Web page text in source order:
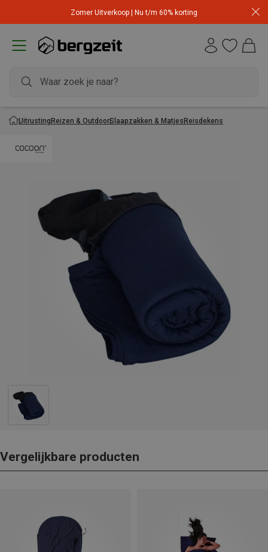
Zomer Uitverkoop | Nu t/m 60% korting
UitrustingReizen & OutdoorSlaapzakken & MatjesReisdekens
Vergelijkbare producten